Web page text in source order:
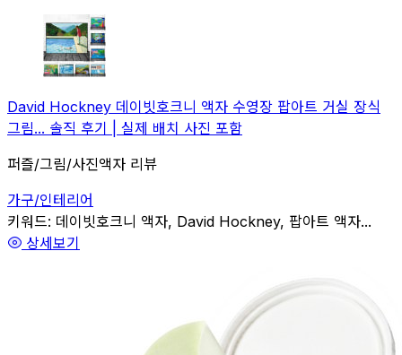
David Hockney 데이빗호크니 액자 수영장 팝아트 거실 장식
그림... 솔직 후기 | 실제 배치 사진 포함
퍼즐/그림/사진액자 리뷰
가구/인테리어
관련
키워드: 데이빗호크니 액자, David Hockney, 팝아트 액자...
상세보기